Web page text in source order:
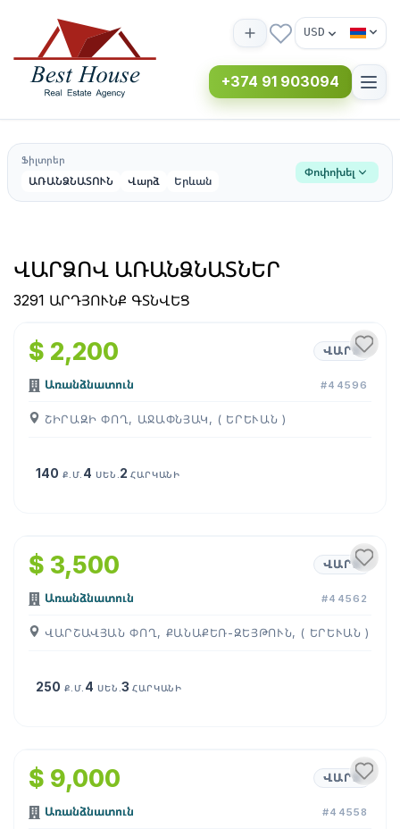
USD
+374 91 903094
Ֆիլտրեր
ԱՌԱՆՁՆԱՏՈՒՆ Վարձ Երևան
Փոփոխել
ՎԱՐՁՈՎ ԱՌԱՆՁՆԱՏՆԵՐ
3291 ԱՐԴՅՈՒՆՔ ԳՏՆՎԵՑ
1
$ 2,200 ՎԱՐՁ
Առանձնատուն #44596
ՇԻՐԱԶԻ ՓՈՂ, ԱՋԱՓՆՅԱԿ, ( ԵՐԵՒԱՆ )
140 Ք.Մ. 4 ՍԵՆ. 2ՀԱՐԿԱՆԻ
$ 3,500 ՎԱՐՁ
Առանձնատուն #44562
ՎԱՐՇԱՎՅԱՆ ՓՈՂ, ՔԱՆԱՔԵՌ-ԶԵՅԹՈՒՆ, ( ԵՐԵՒԱՆ )
250 Ք.Մ. 4 ՍԵՆ.3ՀԱՐԿԱՆԻ
$ 9,000 ՎԱՐՁ
Առանձնատուն #44558